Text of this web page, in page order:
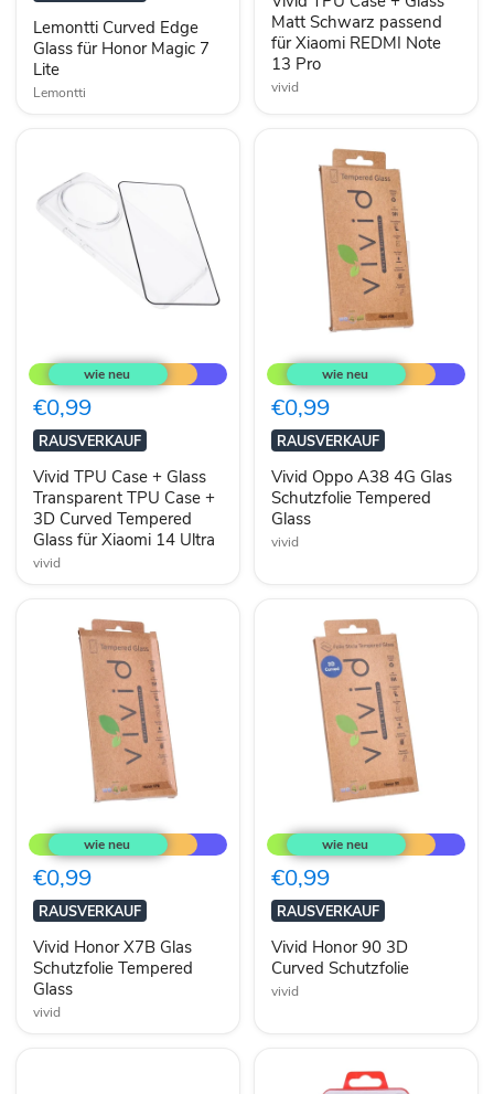
7
Lite
Lemontti Curved Edge
Glass für Honor Magic 7
Lite
Lemontti
passend
für
Xiaomi
REDMI
Note
Matt Schwarz passend
für Xiaomi REDMI Note
13 Pro
vivid
TPU
Case
+
Glass
Transparent
TPU
Case
+
3D
Curved
Tempered
Glass
€0,99
RAUSVERKAUF
Vivid TPU Case + Glass
Transparent TPU Case +
3D Curved Tempered
Glass für Xiaomi 14 Ultra
vivid
Oppo
A38
4G
Glas
Schutzfolie
Tempered
Glass
€0,99
RAUSVERKAUF
Vivid Oppo A38 4G Glas
Schutzfolie Tempered
Glass
vivid
Honor
X7B
Glas
Schutzfolie
Tempered
Glass
€0,99
RAUSVERKAUF
Vivid Honor X7B Glas
Schutzfolie Tempered
Glass
vivid
Honor
90
3D
Curved
Schutzfolie
€0,99
RAUSVERKAUF
Vivid Honor 90 3D
Curved Schutzfolie
vivid